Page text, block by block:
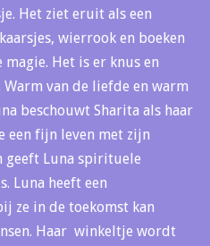
Het ziet eruit als een
wierrook en boeken
Het is er knus en
van de liefde en warm
beschouwt Sharita als haar
een fijn leven met zijn
geeft Luna spirituele
Luna heeft een
ze in de toekomst kan
Haar winkeltje wordt